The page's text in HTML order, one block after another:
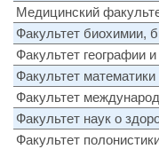
Медицинский
Факультет биохимии,
Факультет географии и
Факультет
Факультет
Факультет наук о
Факультет